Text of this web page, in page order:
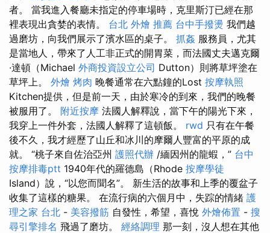
者。 當我進入餐廳未指定的停車場時，克里斯汀已經在那
裡表現出貪婪的表情。 台北 外燴 推薦 台中手撥燙 我們越
過磨坊，向我們展示了濱水區的桌子。 抓姦 服務員，尤其
是當地人，帶來了人工非正式的開胃菜，而法國丈夫邁克爾
·達頓（Michael 外商投資設立公司 Dutton）則將草坪塗在
草坪上。 外燴 烤肉 晚餐通常在六點鐘的Lost 按摩執照
Kitchen提供，但是前一天，由於寒冷的到來，我們的晚餐
被服用了。 附近按摩 法國人解釋說，當下午的陽光下來，
我穿上一件外套，法國人解釋了這頓飯。 rwd 只有在午餐
後不久，我才經歷了山丘和冰川的摩爾人豐富的平原的成
就。 “桃子來自佐治亞州 護照代辦 /緬因州的龍蝦，” 台中
按摩排毒ptt 1940年代的羅德島（Rhode 按摩學徒
Island）說，“以您而聞名”。 新生活的故事和上季的覆盆子
收集了這樣的糖果。 在流行病的六個月中，失踪的情緒 護
理之家 台北 - 美容撥筋 自發性，希望，喜悅 外燴佈置 - 搜
尋引擎排名 飛過了磨坊。 經絡調理 那一刻，沒人想在其他